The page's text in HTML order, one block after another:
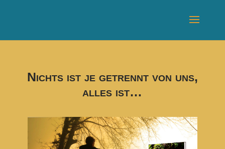
Nichts ist je getrennt von uns,
alles ist…